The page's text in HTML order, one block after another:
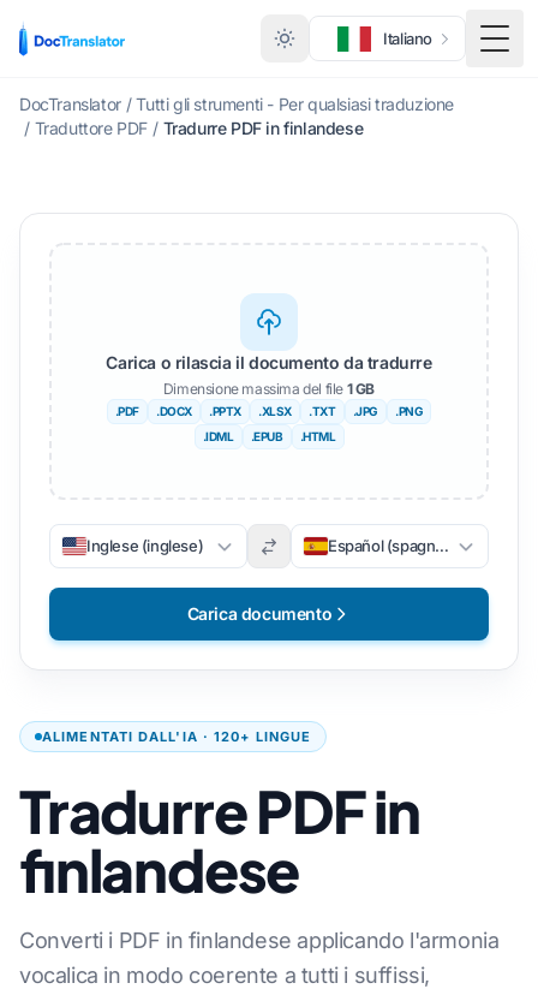
Italiano
DocTranslator / Tutti gli strumenti - Per qualsiasi traduzione
/ Traduttore PDF / Tradurre PDF in finlandese
ALIMENTATI DALL'IA · 120+ LINGUE
Tradurre PDF in
finlandese
Converti i PDF in finlandese applicando l'armonia
vocalica in modo coerente a tutti i suffissi,
Carica o rilascia il documento da tradurre
Dimensione massima del file 1 GB
.PDF .DOCX .PPTX .XLSX .TXT .JPG
.PNG
.IDML
.EPUB .HTML
Inglese (inglese) Español (spagnolo)
Carica documento